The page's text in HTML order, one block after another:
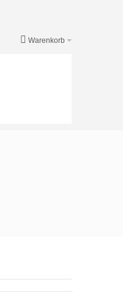
Warenkorb